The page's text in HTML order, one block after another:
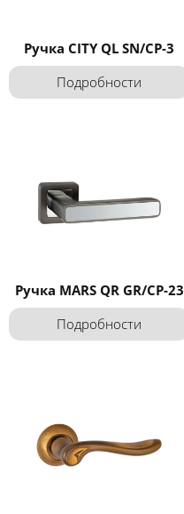
Ручка CITY QL SN/CP-3
Подробности
Ручка MARS QR GR/CP-23
Подробности